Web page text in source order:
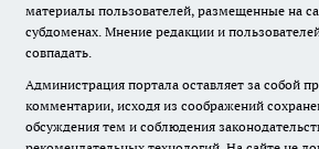
материалы пользователей, размещенные на
субдоменах. Мнение редакции и
совпадать.
Администрация портала оставляет за собой
комментарии, исходя из соображений
обсуждения тем и соблюдения